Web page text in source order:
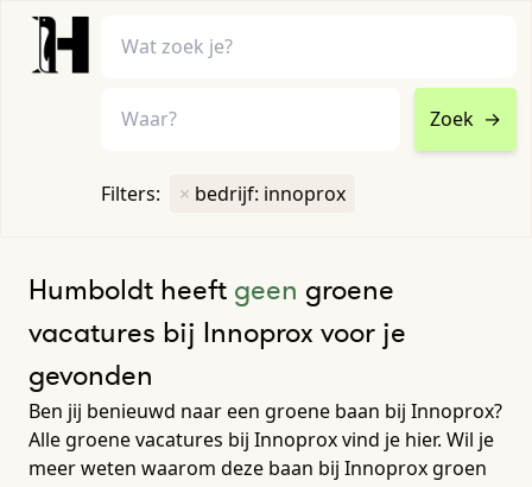
Zoek →
Filters: × bedrijf: innoprox
Humboldt heeft geen groene
vacatures bij Innoprox voor je
gevonden
Ben jij benieuwd naar een groene baan bij Innoprox?
Alle groene vacatures bij Innoprox vind je hier. Wil je
meer weten waarom deze baan bij Innoprox groen